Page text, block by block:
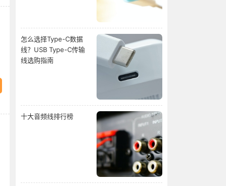
怎么选择Type-C数据
线？USB Type-C传输
线选购指南
十大音频线排行榜